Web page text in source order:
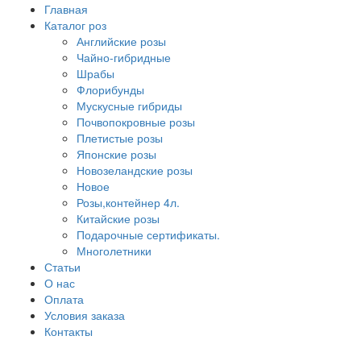
Главная
Каталог роз
Английские розы
Чайно-гибридные
Шрабы
Флорибунды
Мускусные гибриды
Почвопокровные розы
Плетистые розы
Японские розы
Новозеландские розы
Новое
Розы,контейнер 4л.
Китайские розы
Подарочные сертификаты.
Многолетники
Статьи
О нас
Оплата
Условия заказа
Контакты